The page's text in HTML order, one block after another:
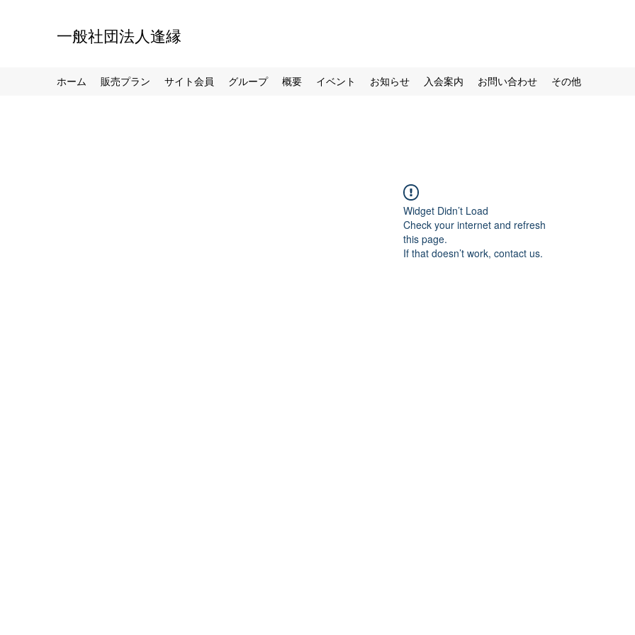
一般社団法人逢縁
ホーム 販売プラン サイト会員 グループ 概要 イベント お知らせ 入会案内 お問い合わせ その他
Widget Didn’t Load
Check your internet and refresh
this page.
If that doesn’t work, contact us.